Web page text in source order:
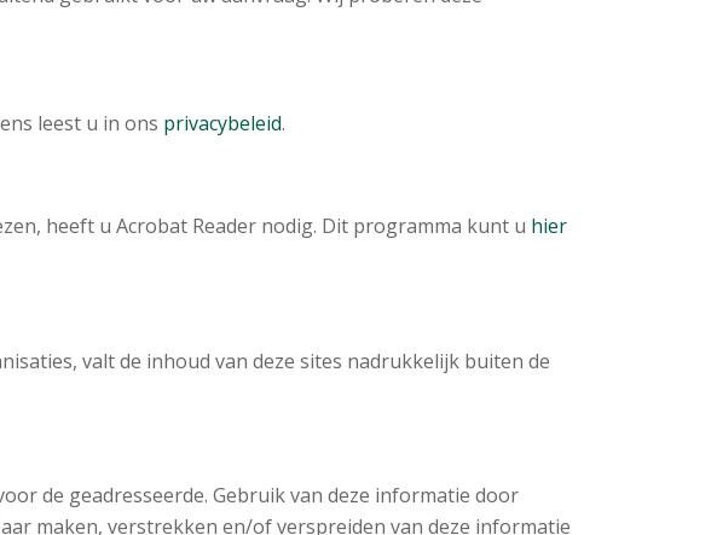
leest u in ons privacybeleid.
heeft u Acrobat Reader nodig. Dit programma kunt u hier
valt de inhoud van deze sites nadrukkelijk buiten de
de geadresseerde. Gebruik van deze informatie door
maken, verstrekken en/of verspreiden van deze informatie